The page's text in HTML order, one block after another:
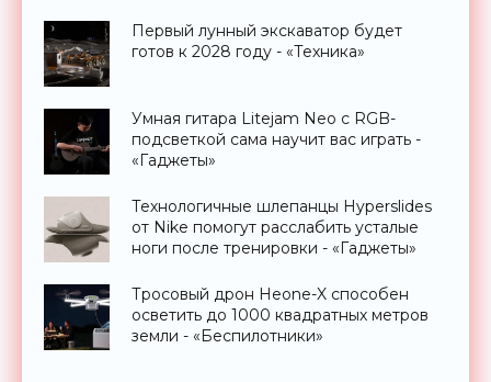
Первый лунный экскаватор будет
готов к 2028 году - «Техника»
Умная гитара Litejam Neo с RGB-
подсветкой сама научит вас играть -
«Гаджеты»
Технологичные шлепанцы Hyperslides
от Nike помогут расслабить усталые
ноги после тренировки - «Гаджеты»
Тросовый дрон Heone-X способен
осветить до 1000 квадратных метров
земли - «Беспилотники»